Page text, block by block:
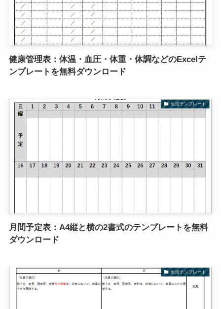
健康管理表：体温・血圧・体重・体調などのExcelテ
ンプレートを無料ダウンロード
生活テンプレート
月間予定表：A4縦と横の2書式のテンプレートを無料
ダウンロード
生活テンプレート